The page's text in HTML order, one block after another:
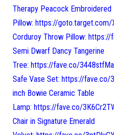
Therapy Peacock Embroidered
Pillow: https://goto.target.com/
Corduroy Throw Pillow:
Semi Dwarf Dancy Tangerine
Tree: https://fave.co/
Safe Vase Set: https://fave.co/
inch Bowie Ceramic Table
Lamp: https://fave.co/
Chair in Signature Emerald